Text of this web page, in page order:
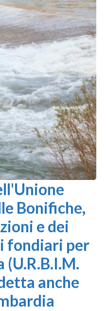
Bonifiche,
e dei
fondiari per
(U.R.B.I.M.
anche